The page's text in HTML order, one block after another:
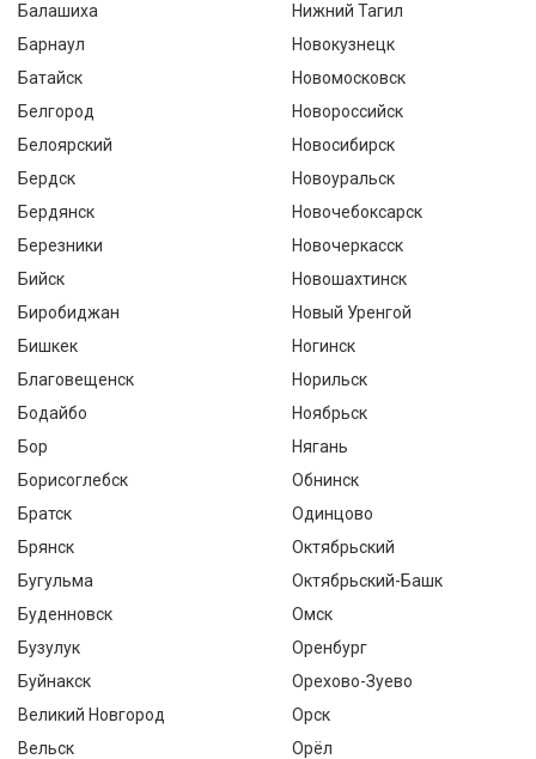
Балашиха
Барнаул
Батайск
Белгород
Белоярский
Бердск
Бердянск
Березники
Бийск
Биробиджан
Бишкек
Благовещенск
Бодайбо
Бор
Борисоглебск
Братск
Брянск
Бугульма
Буденновск
Бузулук
Буйнакск
Великий Новгород
Вельск
Нижний Тагил
Новокузнецк
Новомосковск
Новороссийск
Новосибирск
Новоуральск
Новочебоксарск
Новочеркасск
Новошахтинск
Новый Уренгой
Ногинск
Норильск
Ноябрьск
Нягань
Обнинск
Одинцово
Октябрьский
Октябрьский-Башк
Омск
Оренбург
Орехово-Зуево
Орск
Орёл